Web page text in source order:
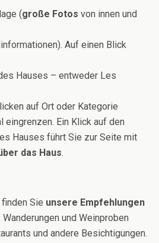
(große Fotos von innen und
Auf einen Blick
Hauses – entweder Les
auf Ort oder Kategorie
eingrenzen. Ein Klick auf den
Hauses führt Sie zur Seite mit
das Haus.
finden Sie unsere Empfehlungen
und Weinproben
und andere Besichtigungen.